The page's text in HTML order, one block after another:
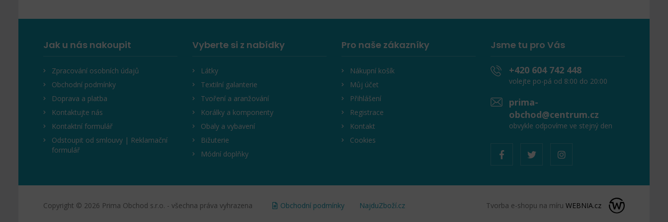
Jak u nás nakoupit
Zpracování osobních údajů
Obchodní podmínky
Doprava a platba
Kontaktujte nás
Kontaktní formulář
Odstoupit od smlouvy | Reklamační
formulář
Vyberte si z nabídky
Látky
Textilní galanterie
Tvoření a aranžování
Korálky a komponenty
Obaly a vybavení
Bižuterie
Módní doplňky
Pro naše zákazníky
Nákupní košík
Můj účet
Přihlášení
Registrace
Kontakt
Cookies
Jsme tu pro Vás
+420 604 742 448
volejte po-pá od 8:00 do 20:00
prima-
obchod@centrum.cz
obvykle odpovíme ve stejný den
Copyright © 2026 Prima Obchod s.r.o. - všechna práva vyhrazena Obchodní podmínky NajduZboží.cz Tvorba e-shopu na míru WEBNIA.cz